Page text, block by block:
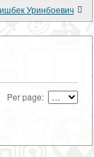
Уринбоевич
Per page: